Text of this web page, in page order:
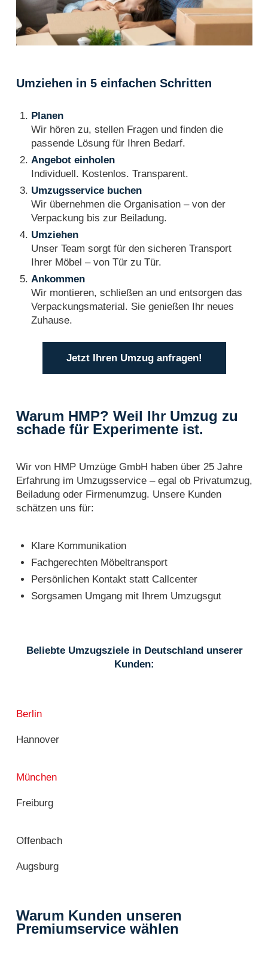
Umziehen in 5 einfachen Schritten
Planen
Wir hören zu, stellen Fragen und finden die
passende Lösung für Ihren Bedarf.
Angebot einholen
Individuell. Kostenlos. Transparent.
Umzugsservice buchen
Wir übernehmen die Organisation – von der
Verpackung bis zur Beiladung.
Umziehen
Unser Team sorgt für den sicheren Transport
Ihrer Möbel – von Tür zu Tür.
Ankommen
Wir montieren, schließen an und entsorgen das
Verpackungsmaterial. Sie genießen Ihr neues
Zuhause.
Jetzt Ihren Umzug anfragen!
Warum HMP? Weil Ihr Umzug zu
schade für Experimente ist.
Wir von HMP Umzüge GmbH haben über 25 Jahre
Erfahrung im Umzugsservice – egal ob Privatumzug,
Beiladung oder Firmenumzug. Unsere Kunden
schätzen uns für:
Klare Kommunikation
Fachgerechten Möbeltransport
Persönlichen Kontakt statt Callcenter
Sorgsamen Umgang mit Ihrem Umzugsgut
Beliebte Umzugsziele in Deutschland unserer
Kunden:
Berlin
Hannover
München
Freiburg
Offenbach
Augsburg
Warum Kunden unseren
Premiumservice wählen